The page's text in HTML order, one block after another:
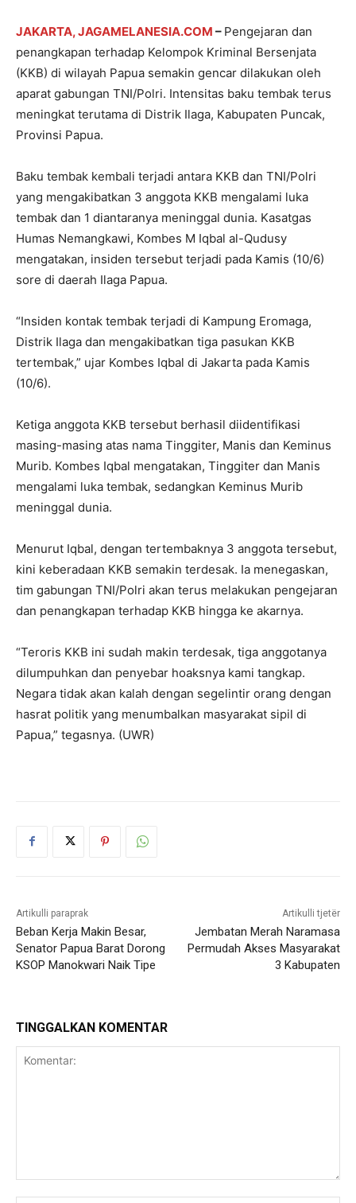
JAKARTA, JAGAMELANESIA.COM – Pengejaran dan
penangkapan terhadap Kelompok Kriminal Bersenjata
(KKB) di wilayah Papua semakin gencar dilakukan oleh
aparat gabungan TNI/Polri. Intensitas baku tembak terus
meningkat terutama di Distrik Ilaga, Kabupaten Puncak,
Provinsi Papua.
Baku tembak kembali terjadi antara KKB dan TNI/Polri
yang mengakibatkan 3 anggota KKB mengalami luka
tembak dan 1 diantaranya meninggal dunia. Kasatgas
Humas Nemangkawi, Kombes M Iqbal al-Qudusy
mengatakan, insiden tersebut terjadi pada Kamis (10/6)
sore di daerah Ilaga Papua.
“Insiden kontak tembak terjadi di Kampung Eromaga,
Distrik Ilaga dan mengakibatkan tiga pasukan KKB
tertembak,” ujar Kombes Iqbal di Jakarta pada Kamis
(10/6).
Ketiga anggota KKB tersebut berhasil diidentifikasi
masing-masing atas nama Tinggiter, Manis dan Keminus
Murib. Kombes Iqbal mengatakan, Tinggiter dan Manis
mengalami luka tembak, sedangkan Keminus Murib
meninggal dunia.
Menurut Iqbal, dengan tertembaknya 3 anggota tersebut,
kini keberadaan KKB semakin terdesak. Ia menegaskan,
tim gabungan TNI/Polri akan terus melakukan pengejaran
dan penangkapan terhadap KKB hingga ke akarnya.
“Teroris KKB ini sudah makin terdesak, tiga anggotanya
dilumpuhkan dan penyebar hoaksnya kami tangkap.
Negara tidak akan kalah dengan segelintir orang dengan
hasrat politik yang menumbalkan masyarakat sipil di
Papua,” tegasnya. (UWR)
Artikulli paraprak
Beban Kerja Makin Besar,
Senator Papua Barat Dorong
KSOP Manokwari Naik Tipe
Artikulli tjetër
Jembatan Merah Naramasa
Permudah Akses Masyarakat
3 Kabupaten
TINGGALKAN KOMENTAR